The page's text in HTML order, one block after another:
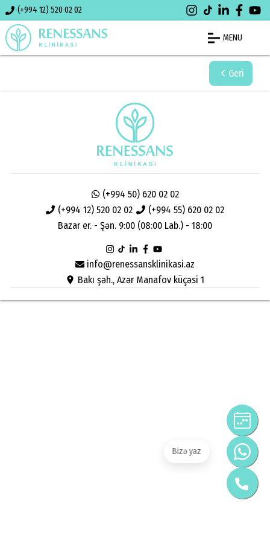
(+994 12) 520 02 02
MENU
Geri
info@renessansklinikasi.az
Bakı şəh., Azər Manafov küçəsi 1
(+994 12) 520 02 02 (+994 55) 620 02 02
(+994 50) 620 02 02
Bazar er. - Şən. 9:00 (08:00 Lab.) - 18:00
Bizə yaz